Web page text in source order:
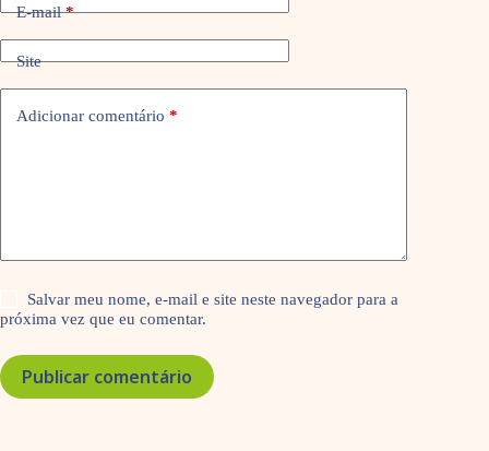
E-mail*
Site
Adicionar comentário *
Salvar meu nome, e-mail e site neste navegador para a
próxima vez que eu comentar.
Publicar comentário